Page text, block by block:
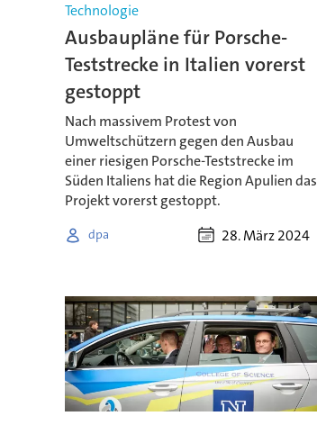
Technologie
Ausbaupläne für Porsche-
Teststrecke in Italien vorerst
gestoppt
Nach massivem Protest von
Umweltschützern gegen den Ausbau
einer riesigen Porsche-Teststrecke im
Süden Italiens hat die Region Apulien das
Projekt vorerst gestoppt.
dpa 28. März 2024